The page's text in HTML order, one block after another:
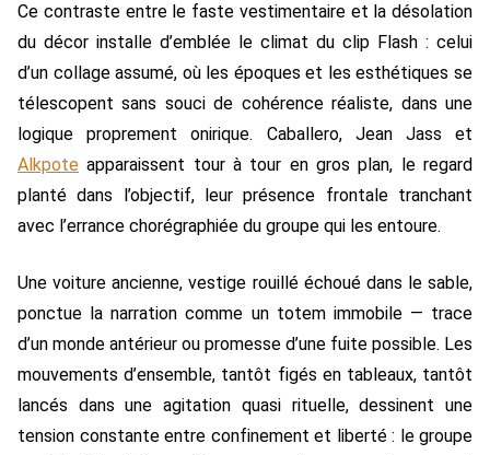
Ce contraste entre le faste vestimentaire et la désolation
du décor installe d’emblée le climat du clip Flash : celui
d’un collage assumé, où les époques et les esthétiques se
télescopent sans souci de cohérence réaliste, dans une
logique proprement onirique. Caballero, Jean Jass et
Alkpote apparaissent tour à tour en gros plan, le regard
planté dans l’objectif, leur présence frontale tranchant
avec l’errance chorégraphiée du groupe qui les entoure.
Une voiture ancienne, vestige rouillé échoué dans le sable,
ponctue la narration comme un totem immobile — trace
d’un monde antérieur ou promesse d’une fuite possible. Les
mouvements d’ensemble, tantôt figés en tableaux, tantôt
lancés dans une agitation quasi rituelle, dessinent une
tension constante entre confinement et liberté : le groupe